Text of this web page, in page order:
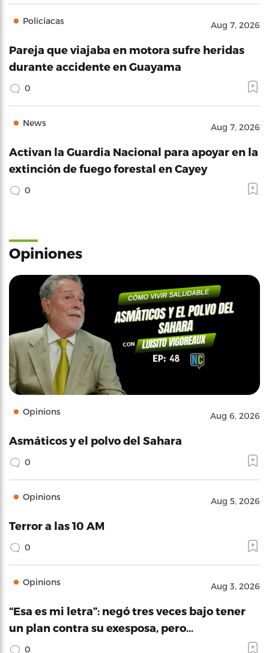
Policíacas Aug 7, 2026
Pareja que viajaba en motora sufre heridas
durante accidente en Guayama
0
News Aug 7, 2026
Activan la Guardia Nacional para apoyar en la
extinción de fuego forestal en Cayey
0
Opiniones
Opinions Aug 6, 2026
Asmáticos y el polvo del Sahara
0
Opinions Aug 5, 2026
Terror a las 10 AM
0
Opinions Aug 3, 2026
“Esa es mi letra”: negó tres veces bajo tener
un plan contra su exesposa, pero…
0